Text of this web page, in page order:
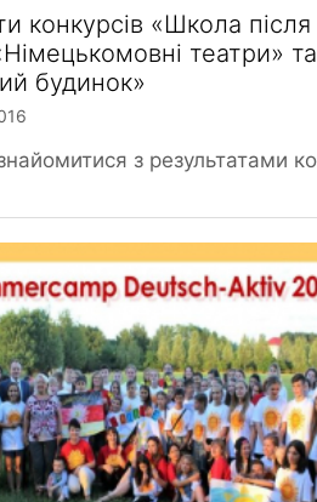
конкурсів «Школа після
театри» та
будинок»
з результатами